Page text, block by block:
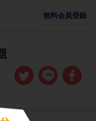
無料会員登録